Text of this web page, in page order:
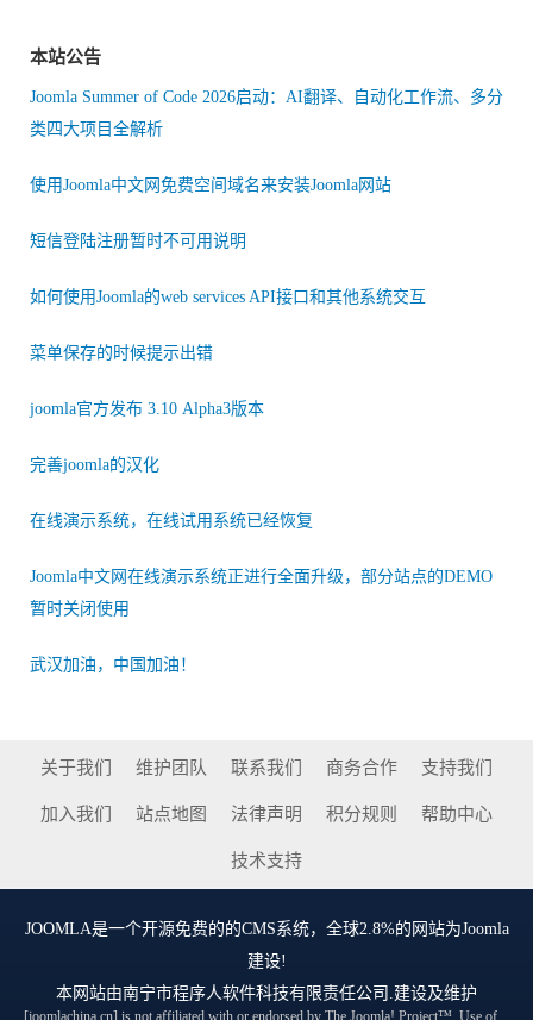
本站公告
Joomla Summer of Code 2026启动：AI翻译、自动化工作流、多分
类四大项目全解析
使用Joomla中文网免费空间域名来安装Joomla网站
短信登陆注册暂时不可用说明
如何使用Joomla的web services API接口和其他系统交互
菜单保存的时候提示出错
joomla官方发布 3.10 Alpha3版本
完善joomla的汉化
在线演示系统，在线试用系统已经恢复
Joomla中文网在线演示系统正进行全面升级，部分站点的DEMO
暂时关闭使用
武汉加油，中国加油！
关于我们 维护团队 联系我们 商务合作 支持我们
加入我们 站点地图 法律声明 积分规则 帮助中心
技术支持
JOOMLA是一个开源免费的的CMS系统，全球2.8%的网站为Joomla
建设!
本网站由南宁市程序人软件科技有限责任公司 .建设及维护